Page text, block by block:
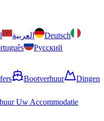
العربية
Deutsch
Русский
Bootverhuur
Dingen
Uw Accommodatie